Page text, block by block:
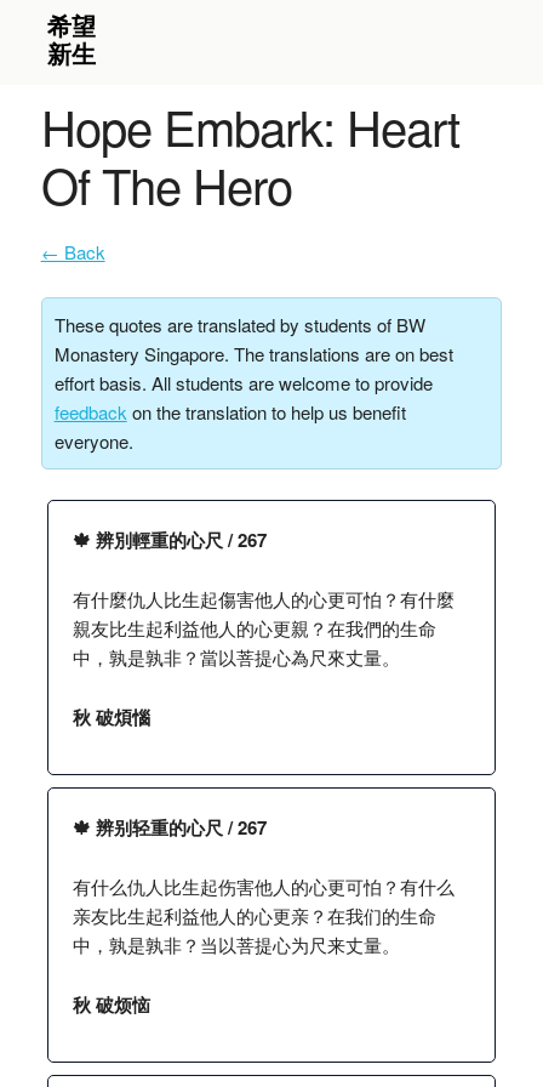
Hope Embark: Heart
Of The Hero
← Back
These quotes are translated by students of BW
Monastery Singapore. The translations are on best
effort basis. All students are welcome to provide
feedback on the translation to help us benefit
everyone.
🍁 辨別輕重的心尺 / 267
有什麼仇人比生起傷害他人的心更可怕？有什麼
親友比生起利益他人的心更親？在我們的生命
中，孰是孰非？當以菩提心為尺來丈量。
秋 破煩惱
🍁 辨别轻重的心尺 / 267
有什么仇人比生起伤害他人的心更可怕？有什么
亲友比生起利益他人的心更亲？在我们的生命
中，孰是孰非？当以菩提心为尺来丈量。
秋 破烦恼